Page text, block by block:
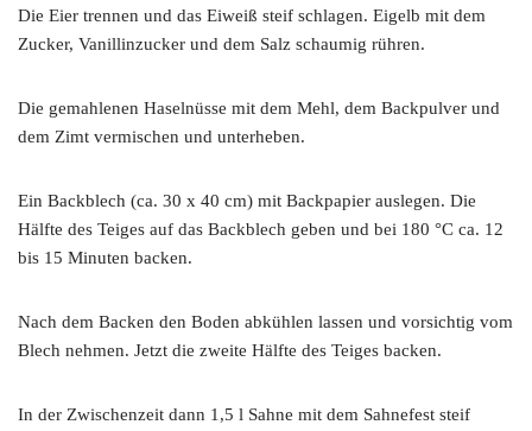
Die Eier trennen und das Eiweiß steif schlagen. Eigelb mit dem
Zucker, Vanillinzucker und dem Salz schaumig rühren.
Die gemahlenen Haselnüsse mit dem Mehl, dem Backpulver und
dem Zimt vermischen und unterheben.
Ein Backblech (ca. 30 x 40 cm) mit Backpapier auslegen. Die
Hälfte des Teiges auf das Backblech geben und bei 180 °C ca. 12
bis 15 Minuten backen.
Nach dem Backen den Boden abkühlen lassen und vorsichtig vom
Blech nehmen. Jetzt die zweite Hälfte des Teiges backen.
In der Zwischenzeit dann 1,5 l Sahne mit dem Sahnefest steif